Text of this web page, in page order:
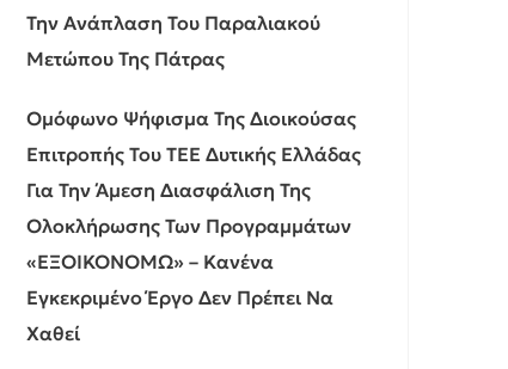
Την Ανάπλαση Του Παραλιακού
Μετώπου Της Πάτρας
Ομόφωνο Ψήφισμα Της Διοικούσας
Επιτροπής Του ΤΕΕ Δυτικής Ελλάδας
Για Την Άμεση Διασφάλιση Της
Ολοκλήρωσης Των Προγραμμάτων
«ΕΞΟΙΚΟΝΟΜΩ» – Κανένα
Εγκεκριμένο Έργο Δεν Πρέπει Να
Χαθεί